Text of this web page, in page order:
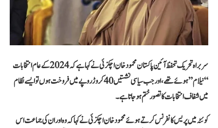
سربراہ تحریک تحفظ آئین پاکستان محمود خان اچکزئی نے کہا ہے کہ 2024 کے عام انتخابات
“نیلام” ہوئے تھے، اور جب سیاسی نشستیں 40 کروڑ روپے میں فروخت ہوں تو ایسے نظام
میں شفاف انتخابات کا تصور ختم ہو جاتا ہے۔
کوئٹہ میں پریس کانفرنس کرتے ہوئے محمود خان اچکزئی نے کہا کہ وہ اور ان کی جماعت اس